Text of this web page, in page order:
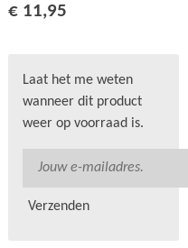
€ 11,95
Laat het me weten
wanneer dit product
weer op voorraad is.
Verzenden